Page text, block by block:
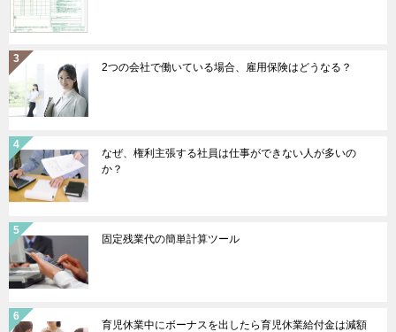
2つの会社で働いている場合、雇用保険はどうなる？
なぜ、権利主張する社員は仕事ができない人が多いの
か？
固定残業代の簡単計算ツール
育児休業中にボーナスを出したら育児休業給付金は減額